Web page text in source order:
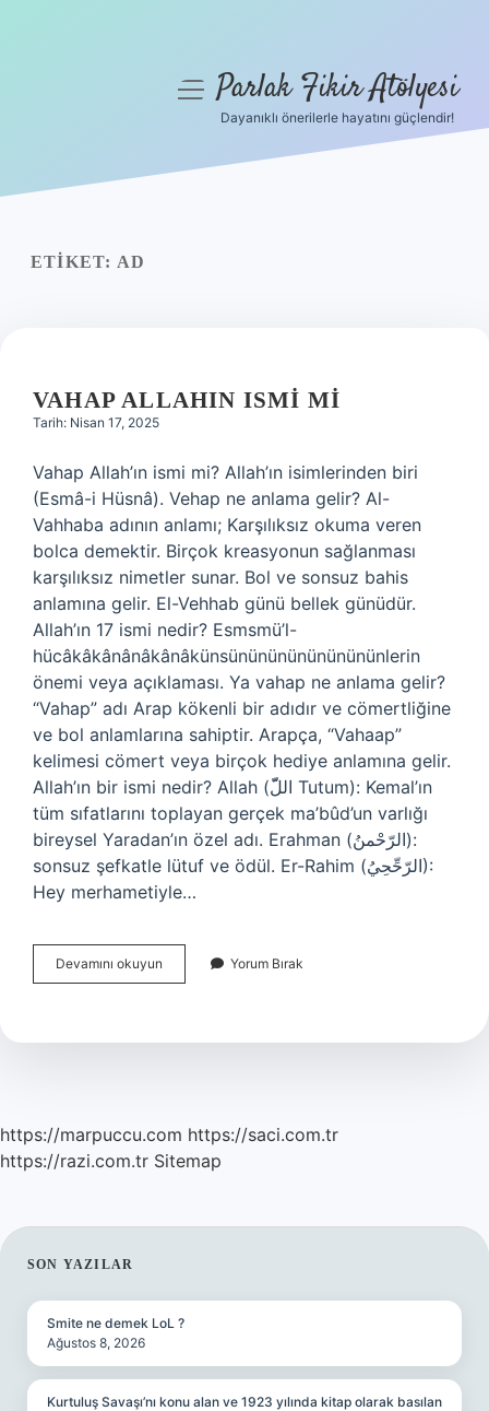
Yasal Uyarı
menüyüParlak Fikir Atölyesi
Dayanıklı önerilerle hayatını güçlendir!
ETIKET: AD
VAHAP ALLAHIN ISMI MI
Tarih: Nisan 17, 2025
Vahap Allah’ın ismi mi? Allah’ın isimlerinden biri
(Esmâ-i Hüsnâ). Vehap ne anlama gelir? Al-
Vahhaba adının anlamı; Karşılıksız okuma veren
bolca demektir. Birçok kreasyonun sağlanması
karşılıksız nimetler sunar. Bol ve sonsuz bahis
anlamına gelir. El-Vehhab günü bellek günüdür.
Allah’ın 17 ismi nedir? Esmsmü’l-
hücâkâkânânâkânâkünsününününününününlerin
önemi veya açıklaması. Ya vahap ne anlama gelir?
“Vahap” adı Arap kökenli bir adıdır ve cömertliğine
ve bol anlamlarına sahiptir. Arapça, “Vahaap”
kelimesi cömert veya birçok hediye anlamına gelir.
Allah’ın bir ismi nedir? Allah (اللّّ Tutum): Kemal’ın
tüm sıfatlarını toplayan gerçek ma’bûd’un varlığı
bireysel Yaradan’ın özel adı. Erahman (الرّحْمنُ):
sonsuz şefkatle lütuf ve ödül. Er-Rahim (الرّحِّحِيُ):
Hey merhametiyle…
Devamını okuyun
Allahın
Yorum Bırak
https://marpuccu.com https://saci.com.tr
https://razi.com.tr Sitemap
SIDEBAR
SON YAZILAR
Smite ne demek LoL ?
Ağustos 8, 2026
Kurtuluş Savaşı’nı konu alan ve 1923 yılında kitap olarak basılan